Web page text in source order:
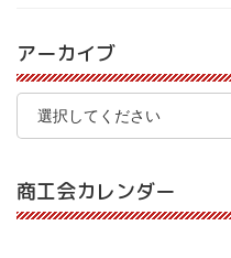
アーカイブ
商工会カレンダー